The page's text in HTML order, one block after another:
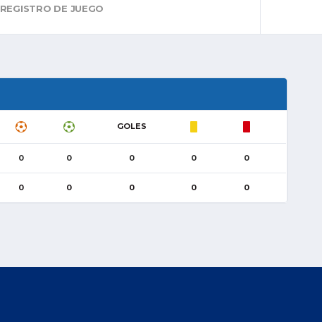
REGISTRO DE JUEGO
GOLES
0 0 0 0 0
0 0 0 0 0